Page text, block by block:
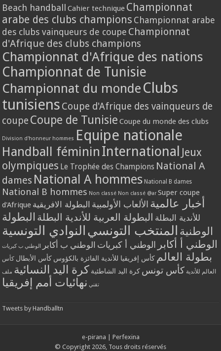
Beach handball Cahier technique Championnat
arabe des clubs champions Championnat arabe
des clubs vainqueurs de coupe Championnat
d'Afrique des clubs champions
Championnat d'Afrique des nations
Championnat de Tunisie
Championnat du monde Clubs
tunisiens Coupe d'Afrique des vainqueurs de
coupe Coupe de Tunisie Coupe du monde des clubs
Division d'honneur hommes Equipe nationale
Handball féminin International Jeux
olympiques Le Trophée des Champions National A
dames National A hommes National B dames
National B hommes Non classé Non classé @ar Super coupe
d'Afrique
أخبار عالمية الألعاب الأولمبية البطولة الافريقية
للأندية البطلة البطولة العربية للأندية البطلة البطولة
الوطنية المنتخب التونسي النوادي التونسية
الوطني أ أكابر الوطني أ كبريات الوطني ب أكابر الوطني ب كبريات
بطولة العالم كأس إفريقيا للأندية الفائزة بالكؤوس كأس الأبطال كأس
العالم للأندية كأس تونس كرة اليد الشاطئية كرة اليد النسائية ملف
تقني نهائيات أمم إفريقيا
Tweets by Handballtn
e-pirana
Perfexina
© Copyright 2026, Tous droits réservés